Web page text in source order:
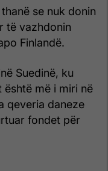
se nuk donin
të vazhdonin
Finlandë.
Suedinë, ku
më i miri në
qeveria daneze
fondet për